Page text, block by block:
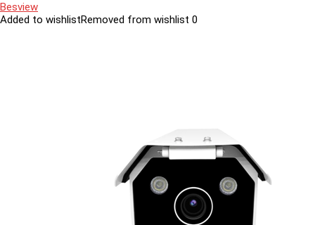
Besview
Added to wishlistRemoved from wishlist 0